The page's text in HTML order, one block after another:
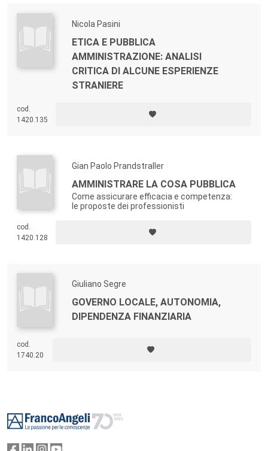
Nicola Pasini
ETICA E PUBBLICA
AMMINISTRAZIONE: ANALISI
CRITICA DI ALCUNE ESPERIENZE
STRANIERE
cod.
1420.135
Gian Paolo Prandstraller
AMMINISTRARE LA COSA PUBBLICA
Come assicurare efficacia e competenza:
le proposte dei professionisti
cod.
1420.128
Giuliano Segre
GOVERNO LOCALE, AUTONOMIA,
DIPENDENZA FINANZIARIA
cod.
1740.20